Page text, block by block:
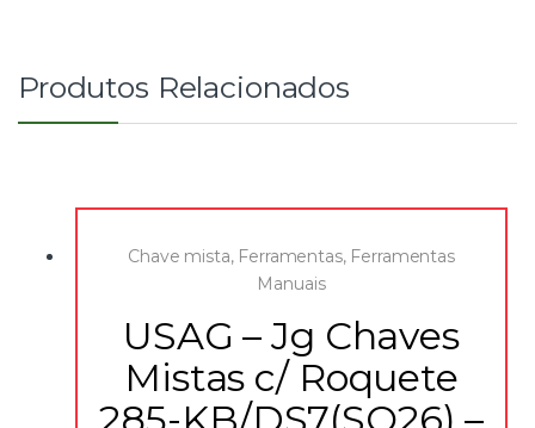
Produtos Relacionados
Chave mista, Ferramentas, Ferramentas
Manuais
USAG – Jg Chaves
Mistas c/ Roquete